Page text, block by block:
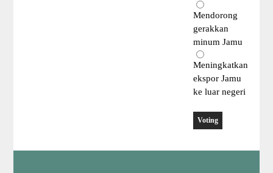
Mendorong
gerakkan
minum Jamu
Meningkatkan
ekspor Jamu
ke luar negeri